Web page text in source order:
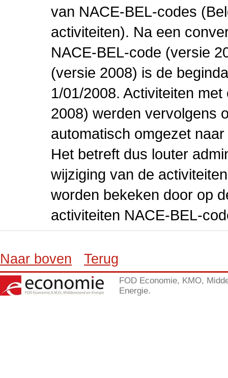
van NACE-BEL-codes
activiteiten). Na een
NACE-BEL-code (versie
(versie 2008) is de
1/01/2008. Activiteiten
2008) werden vervolgens
automatisch omgezet
Het betreft dus louter
wijziging van de
worden bekeken door op
activiteiten NACE-BEL-
Naar boven Terug
FOD Economie, KMO,
Energie.